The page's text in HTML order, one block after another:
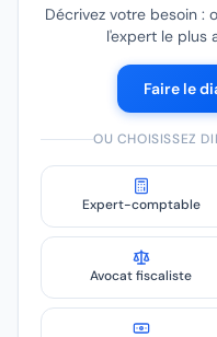
Décrivez votre besoin :
l'expert le plus
Faire le
OU CHOISISSEZ
Expert-comptable
Avocat fiscaliste